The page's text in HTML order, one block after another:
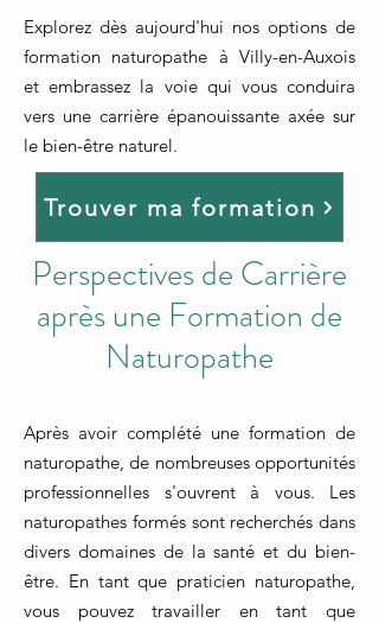
Explorez dès aujourd'hui nos options de
formation naturopathe à Villy-en-Auxois
et embrassez la voie qui vous conduira
vers une carrière épanouissante axée sur
le bien-être naturel.
Trouver ma formation
Perspectives de Carrière
après une Formation de
Naturopathe
Après avoir complété une formation de
naturopathe, de nombreuses opportunités
professionnelles s'ouvrent à vous. Les
naturopathes formés sont recherchés dans
divers domaines de la santé et du bien-
être. En tant que praticien naturopathe,
vous pouvez travailler en tant que